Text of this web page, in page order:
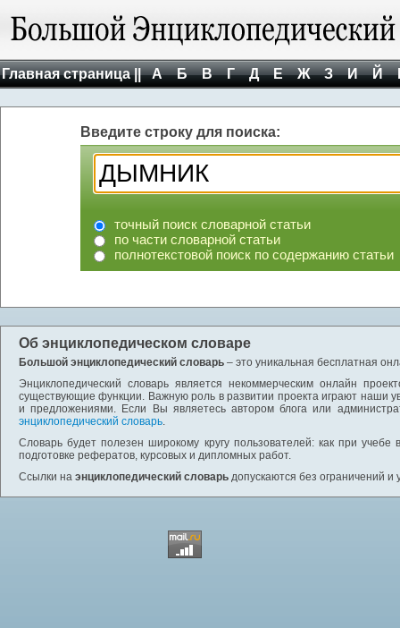
Главная страница || А Б В Г Д Е Ж З И Й
Введите строку для поиска:
точный поиск словарной статьи
по части словарной статьи
полнотекстовой поиск по содержанию статьи
Об энциклопедическом словаре
Большой энциклопедический словарь – это уникальная бесплатная
Энциклопедический словарь является некоммерческим онлайн
существующие функции. Важную роль в развитии проекта играют наши
и предложениями. Если Вы являетесь автором блога или
энциклопедический словарь.
Словарь будет полезен широкому кругу пользователей: как при
подготовке рефератов, курсовых и дипломных работ.
Ссылки на энциклопедический словарь допускаются без ограничений и